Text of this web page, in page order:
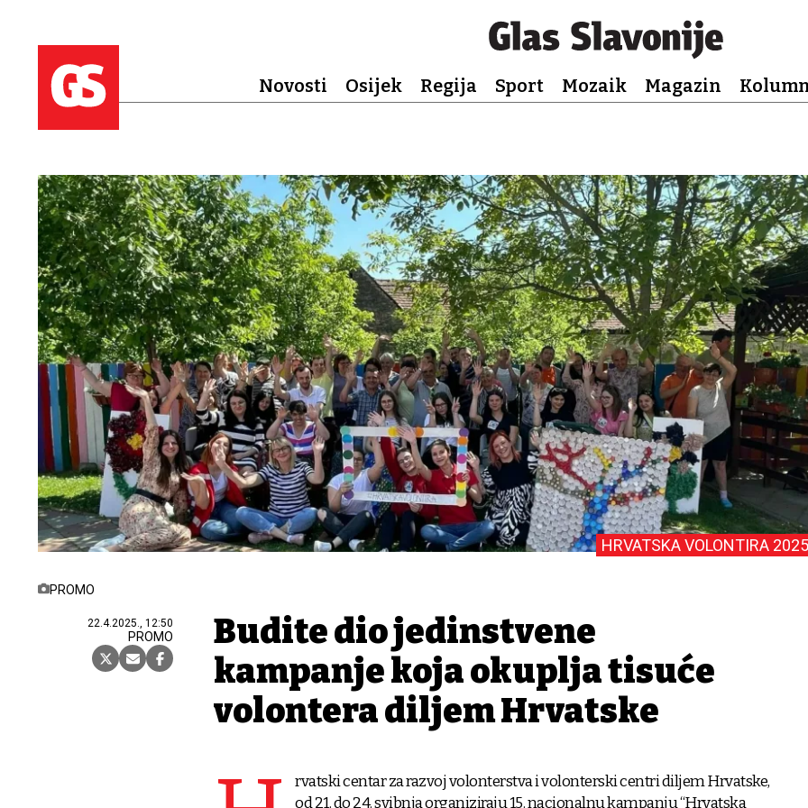
Novosti Osijek Regija Sport Mozaik Magazin
PROMO
22.4.2025., 12:50
PROMO
HRVATSKA VOLONTIRA
Budite dio jedinstvene
kampanje koja okuplja tisuće
volontera diljem Hrvatske
rvatski centar za razvoj volonterstva i volonterski centri diljem Hrvatske,
od 21. do 24. svibnja organiziraju 15. nacionalnu kampanju “Hrvatska